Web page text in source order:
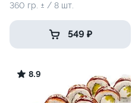
360 гр. ± / 8 шт.
549 ₽
8.9